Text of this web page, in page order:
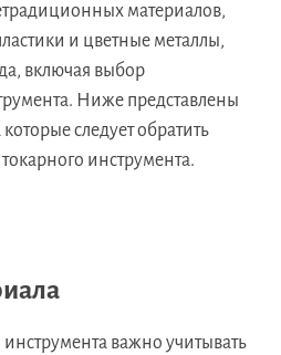
материалов,
и цветные металлы,
включая выбор
Ниже представлены
следует обратить
инструмента.
важно учитывать